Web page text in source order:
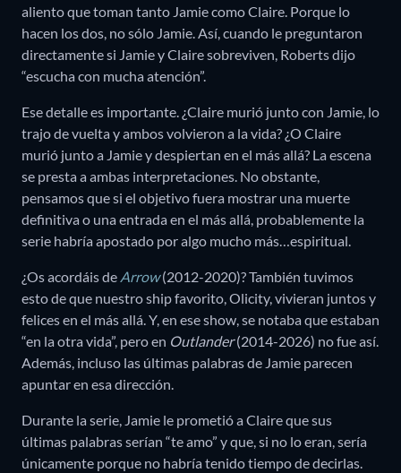
aliento que toman tanto Jamie como Claire. Porque lo
hacen los dos, no sólo Jamie. Así, cuando le preguntaron
directamente si Jamie y Claire sobreviven, Roberts dijo
“escucha con mucha atención”.
Ese detalle es importante. ¿Claire murió junto con Jamie, lo
trajo de vuelta y ambos volvieron a la vida? ¿O Claire
murió junto a Jamie y despiertan en el más allá? La escena
se presta a ambas interpretaciones. No obstante,
pensamos que si el objetivo fuera mostrar una muerte
definitiva o una entrada en el más allá, probablemente la
serie habría apostado por algo mucho más…espiritual.
¿Os acordáis de Arrow (2012-2020)? También tuvimos
esto de que nuestro ship favorito, Olicity, vivieran juntos y
felices en el más allá. Y, en ese show, se notaba que estaban
“en la otra vida”, pero en Outlander(2014-2026) no fue así.
Además, incluso las últimas palabras de Jamie parecen
apuntar en esa dirección.
Durante la serie, Jamie le prometió a Claire que sus
últimas palabras serían “te amo” y que, si no lo eran, sería
únicamente porque no habría tenido tiempo de decirlas.